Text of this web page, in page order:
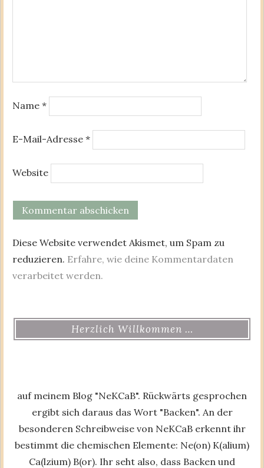
Name *
E-Mail-Adresse *
Website
Diese Website verwendet Akismet, um Spam zu
reduzieren. Erfahre, wie deine Kommentardaten
verarbeitet werden.
Herzlich Willkommen …
auf meinem Blog "NeKCaB". Rückwärts gesprochen
ergibt sich daraus das Wort "Backen". An der
besonderen Schreibweise von NeKCaB erkennt ihr
bestimmt die chemischen Elemente: Ne(on) K(alium)
Ca(lzium) B(or). Ihr seht also, dass Backen und